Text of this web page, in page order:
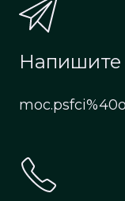
Напишите